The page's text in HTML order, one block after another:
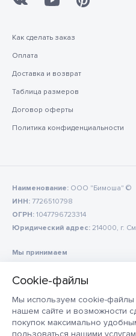
Мы используем cookie-файлы
нашем сайте и возможности
покупок максимально
пользоваться нашими
Как сделать заказ
Оплата
Доставка и возврат
Таблица размеров
Договор оферты
Политика конфиденциальности
Наименование: ООО "Бимоша" ©
ИНН: 7726510798
ОГРН: 1047796723314
Юридический адрес: 214000, г.
Мы принимаем